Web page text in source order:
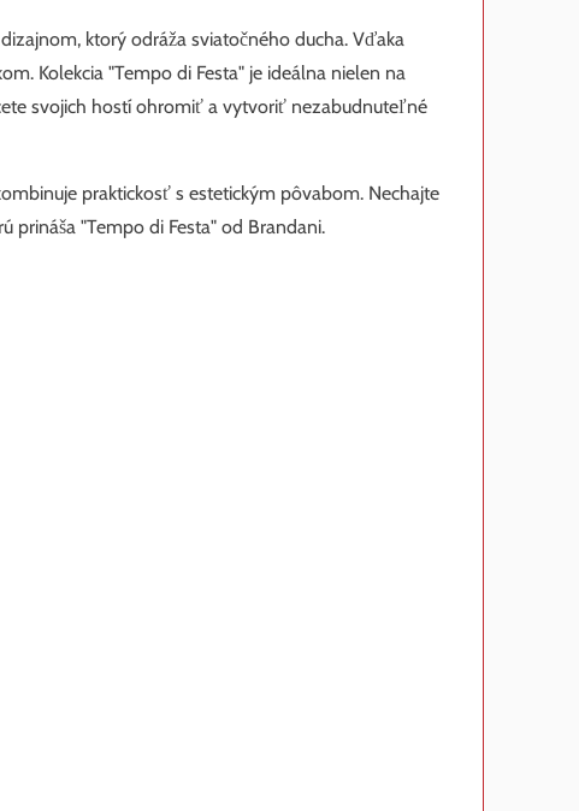
ktorý odráža sviatočného ducha. Vďaka
Kolekcia "Tempo di Festa" je ideálna nielen na
svojich hostí ohromiť a vytvoriť nezabudnuteľné
praktickosť s estetickým pôvabom. Nechajte
prináša "Tempo di Festa" od Brandani.